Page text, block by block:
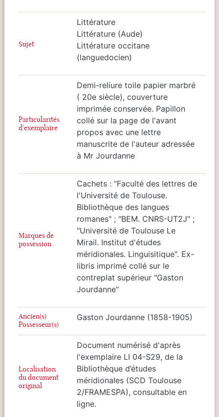
Sujet
Littérature
Littérature (Aude)
Littérature occitane
(languedocien)
Particularités
d'exemplaire
Demi-reliure toile papier marbré
( 20e siècle), couverture
imprimée conservée. Papillon
collé sur la page de l'avant
propos avec une lettre
manuscrite de l'auteur adressée
à Mr Jourdanne
Marques de
possession
Cachets : "Faculté des lettres de
l'Université de Toulouse.
Bibliothèque des langues
romanes" ; "BEM. CNRS-UT2J" ;
"Université de Toulouse Le
Mirail. Institut d'études
méridionales. Linguisitique". Ex-
libris imprimé collé sur le
contreplat supérieur "Gaston
Jourdanne"
Ancien(s)
Possesseur(s)
Gaston Jourdanne (1858-1905)
Localisation
du document
original
Document numérisé d'après
l'exemplaire LI 04-S29, de la
Bibliothèque d’études
méridionales (SCD Toulouse
2/FRAMESPA), consultable en
ligne.